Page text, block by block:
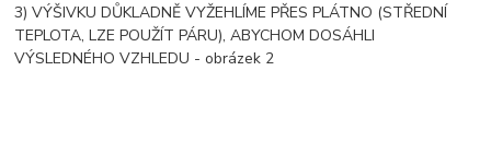
3) VÝŠIVKU DŮKLADNĚ VYŽEHLÍME PŘES PLÁTNO (STŘEDNÍ
TEPLOTA, LZE POUŽÍT PÁRU), ABYCHOM DOSÁHLI
VÝSLEDNÉHO VZHLEDU - obrázek 2